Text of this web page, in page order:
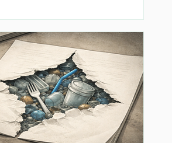
podporuje environmentální
protihluková opatření i iniciativy
obcí a neziskových organizací,
na tyto projekty rozdělí desítky
korun. Informace vycházejí z
zprávy Letiště Praha. Již začátkem
vyhlásilo Letiště Praha čtvrté kolo
programu Biodiverzita.